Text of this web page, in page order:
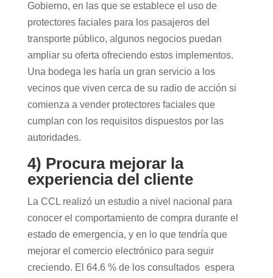
Gobierno, en las que se establece el uso de
protectores faciales para los pasajeros del
transporte público, algunos negocios puedan
ampliar su oferta ofreciendo estos implementos.
Una bodega les haría un gran servicio a los
vecinos que viven cerca de su radio de acción si
comienza a vender protectores faciales que
cumplan con los requisitos dispuestos por las
autoridades.
4) Procura mejorar la
experiencia del cliente
La CCL realizó un estudio a nivel nacional para
conocer el comportamiento de compra durante el
estado de emergencia, y en lo que tendría que
mejorar el comercio electrónico para seguir
creciendo. El 64.6 % de los consultados espera